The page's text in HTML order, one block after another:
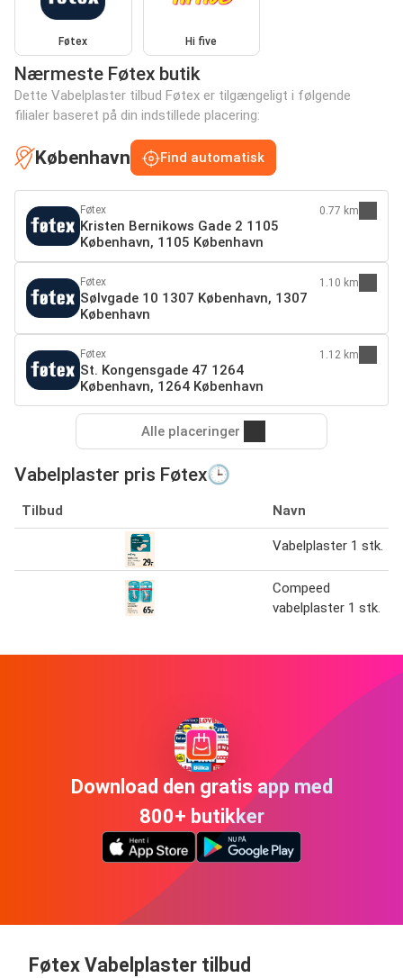
Føtex Hi five
Nærmeste Føtex butik
Dette Vabelplaster tilbud Føtex er tilgængeligt i følgende
filialer baseret på din indstillede placering:
København Find automatisk
Føtex
Kristen Bernikows Gade 2 1105
København, 1105 København
0.77 km
Føtex
Sølvgade 10 1307 København, 1307
København
1.10 km
Føtex
St. Kongensgade 47 1264
København, 1264 København
1.12 km
Alle placeringer
Vabelplaster pris Føtex🕒
Tilbud Navn
Vabelplaster 1 stk.
Compeed
vabelplaster 1 stk.
Download den gratis app med
800+ butikker
Føtex Vabelplaster tilbud